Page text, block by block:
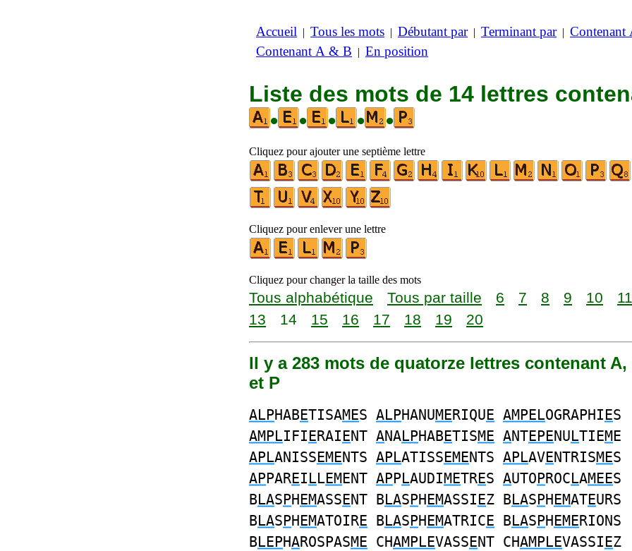
Accueil | Tous les mots | Débutant par| Terminant par| Contenant
Contenant A & B | En position
Liste des mots de 14 lettres
•
• • • •
Cliquez pour ajouter une septième lettre
Cliquez pour enlever une lettre
Cliquez pour changer la taille des mots
Tous alphabétique Tous par taille 6 7 8 9 10 11
13
14 15 16 17 18 19 20
Il y a 283 mots de quatorze lettres contenant A,
et P
ALPHABETISAMES ALPHANUMERIQUE AMPELOGRAPHIES
AMPLIFIERAIENT ANALPHABETISME ANTEPENULTIEME
APLANISSEMENTS APLATISSEMENTS APLAVENTRISMES
APPAREILLEMENT APPLAUDIMETRES AUTOPROCLAMEES
BLASPHEMASSENT BLASPHEMASSIEZ BLASPHEMATEURS
BLASPHEMATOIRE BLASPHEMATRICE BLASPHEMERIONS
BLEPHAROSPASME CHAMPLEVASSENT CHAMPLEVASSIEZ